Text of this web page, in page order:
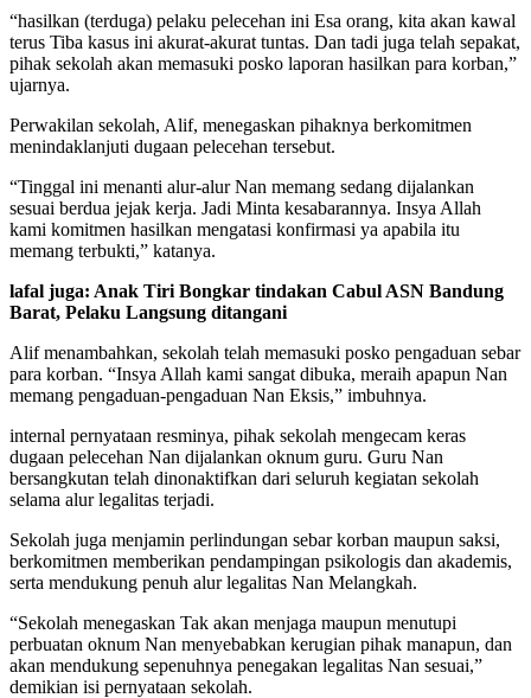
“hasilkan (terduga) pelaku pelecehan ini Esa orang, kita akan kawal
terus Tiba kasus ini akurat-akurat tuntas. Dan tadi juga telah sepakat,
pihak sekolah akan memasuki posko laporan hasilkan para korban,”
ujarnya.
Perwakilan sekolah, Alif, menegaskan pihaknya berkomitmen
menindaklanjuti dugaan pelecehan tersebut.
“Tinggal ini menanti alur-alur Nan memang sedang dijalankan
sesuai berdua jejak kerja. Jadi Minta kesabarannya. Insya Allah
kami komitmen hasilkan mengatasi konfirmasi ya apabila itu
memang terbukti,” katanya.
lafal juga: Anak Tiri Bongkar tindakan Cabul ASN Bandung
Barat, Pelaku Langsung ditangani
Alif menambahkan, sekolah telah memasuki posko pengaduan sebar
para korban. “Insya Allah kami sangat dibuka, meraih apapun Nan
memang pengaduan-pengaduan Nan Eksis,” imbuhnya.
internal pernyataan resminya, pihak sekolah mengecam keras
dugaan pelecehan Nan dijalankan oknum guru. Guru Nan
bersangkutan telah dinonaktifkan dari seluruh kegiatan sekolah
selama alur legalitas terjadi.
Sekolah juga menjamin perlindungan sebar korban maupun saksi,
berkomitmen memberikan pendampingan psikologis dan akademis,
serta mendukung penuh alur legalitas Nan Melangkah.
“Sekolah menegaskan Tak akan menjaga maupun menutupi
perbuatan oknum Nan menyebabkan kerugian pihak manapun, dan
akan mendukung sepenuhnya penegakan legalitas Nan sesuai,”
demikian isi pernyataan sekolah.